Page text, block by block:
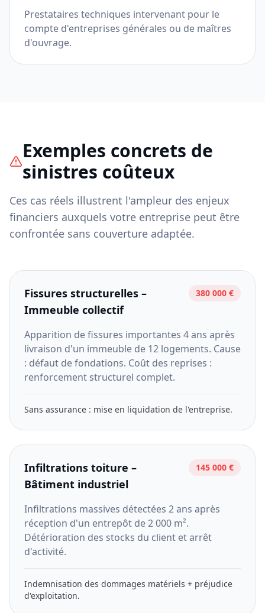
Prestataires techniques intervenant pour le
compte d'entreprises générales ou de maîtres
d'ouvrage.
Exemples concrets de
sinistres coûteux
Ces cas réels illustrent l'ampleur des enjeux
financiers auxquels votre entreprise peut être
confrontée sans couverture adaptée.
Fissures structurelles –
Immeuble collectif
380 000 €
Apparition de fissures importantes 4 ans après
livraison d'un immeuble de 12 logements. Cause
: défaut de fondations. Coût des reprises :
renforcement structurel complet.
Sans assurance : mise en liquidation de l'entreprise.
Infiltrations toiture –
Bâtiment industriel
145 000 €
Infiltrations massives détectées 2 ans après
réception d'un entrepôt de 2 000 m².
Détérioration des stocks du client et arrêt
d'activité.
Indemnisation des dommages matériels + préjudice
d'exploitation.